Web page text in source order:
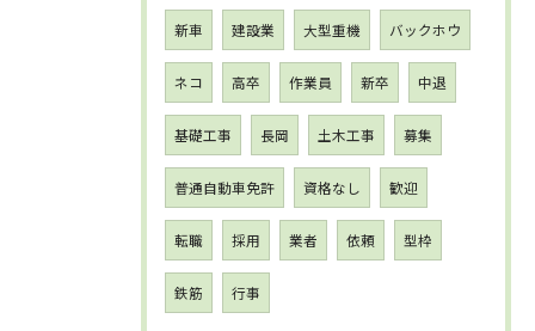
新車 建設業 大型重機 バックホウ
ネコ 高卒 作業員 新卒 中退
基礎工事 長岡 土木工事 募集
普通自動車免許 資格なし 歓迎
転職 採用 業者 依頼 型枠
鉄筋 行事